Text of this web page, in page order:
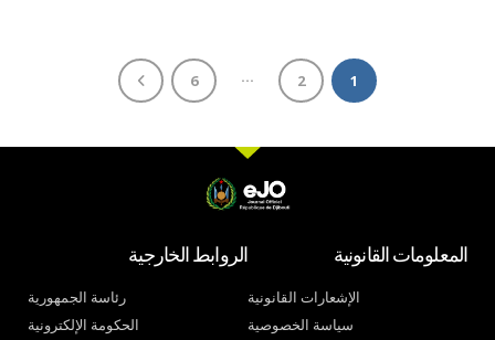
1
2
…
6
المعلومات القانونية
الإشعارات القانونية
سياسة الخصوصية
الروابط الخارجية
رئاسة الجمهورية
الحكومة الإلكترونية